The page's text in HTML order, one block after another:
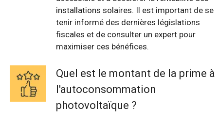
installations solaires. Il est important de se
tenir informé des dernières législations
fiscales et de consulter un expert pour
maximiser ces bénéfices.
Quel est le montant de la prime à
l'autoconsommation
photovoltaïque ?